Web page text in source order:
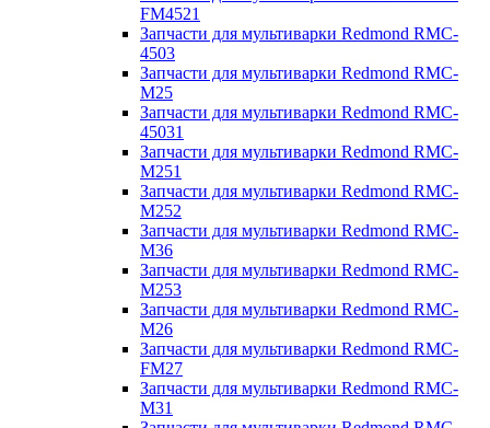
FM4521
Запчасти для мультиварки Redmond RMC-
4503
Запчасти для мультиварки Redmond RMC-
M25
Запчасти для мультиварки Redmond RMC-
45031
Запчасти для мультиварки Redmond RMC-
M251
Запчасти для мультиварки Redmond RMC-
M252
Запчасти для мультиварки Redmond RMC-
M36
Запчасти для мультиварки Redmond RMC-
M253
Запчасти для мультиварки Redmond RMC-
M26
Запчасти для мультиварки Redmond RMC-
FM27
Запчасти для мультиварки Redmond RMC-
M31